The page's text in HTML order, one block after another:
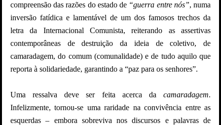
compreensão das razões do estado de “guerra entre nós”, numa
inversão fatídica e lamentável de um dos famosos trechos da
letra da Internacional Comunista, reiterando as assertivas
contemporâneas de destruição da ideia de coletivo, de
camaradagem, do comum (comunalidade) e de tudo aquilo que
reporta à solidariedade, garantindo a “paz para os senhores”.
Uma ressalva deve ser feita acerca da camaradagem.
Infelizmente, tornou-se uma raridade na convivência entre as
esquerdas – embora sobreviva nos discursos e palavras de